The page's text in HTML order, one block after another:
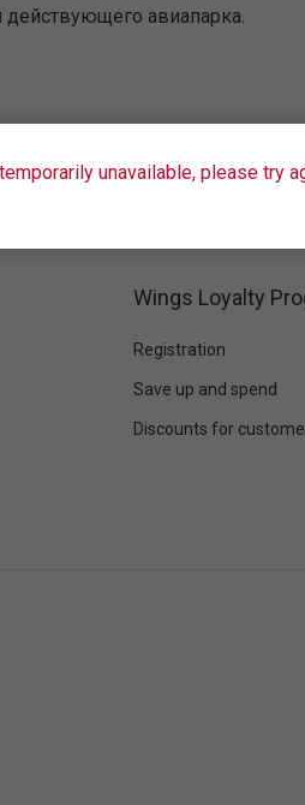
авиапарка.
unavailable, please try
Wings Loyalty
Registration
Save up and spend
Discounts for